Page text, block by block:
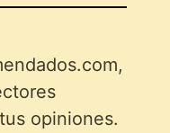
opiniones.